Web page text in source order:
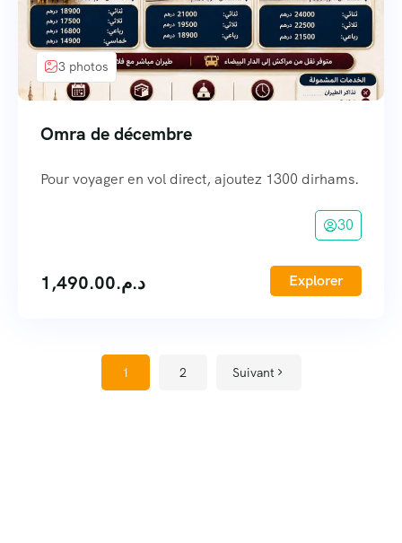
3 photos
Omra de décembre
Pour voyager en vol direct, ajoutez 1300 dirhams.
30
د.م.1,490.00 Explorer
1 2 Suivant